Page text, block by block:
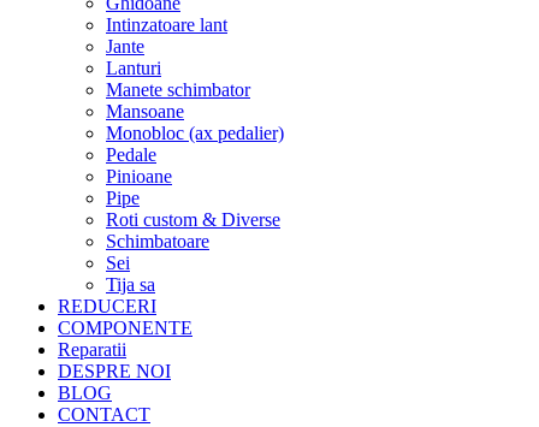
Intinzatoare lant
Jante
Lanturi
Manete schimbator
Mansoane
Monobloc (ax pedalier)
Pedale
Pinioane
Pipe
Roti custom & Diverse
Schimbatoare
Sei
Tija sa
REDUCERI
COMPONENTE
Reparatii
DESPRE NOI
BLOG
CONTACT